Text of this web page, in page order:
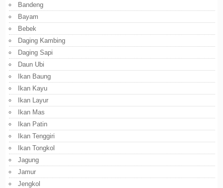
Bandeng
Bayam
Bebek
Daging Kambing
Daging Sapi
Daun Ubi
Ikan Baung
Ikan Kayu
Ikan Layur
Ikan Mas
Ikan Patin
Ikan Tenggiri
Ikan Tongkol
Jagung
Jamur
Jengkol